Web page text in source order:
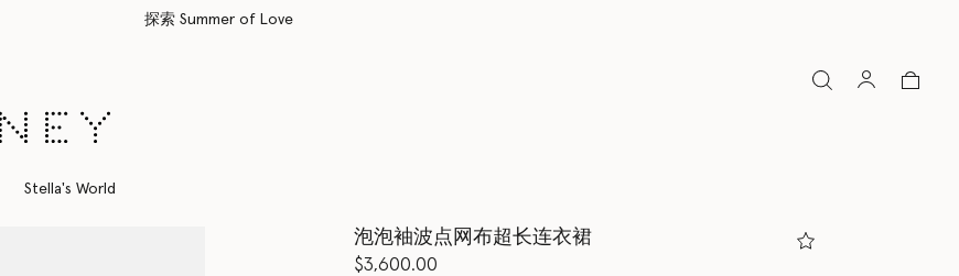
所有订单均享受免费速递服务
Stella's World
泡泡袖波点网布超长连衣裙
$3,600.00